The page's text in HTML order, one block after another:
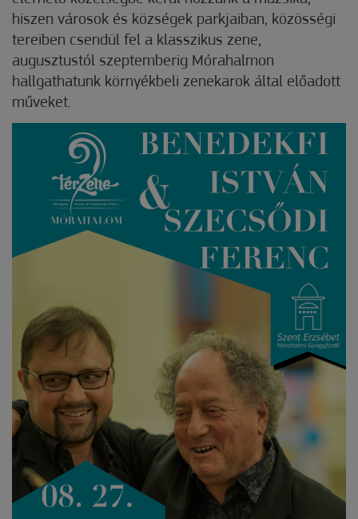
hiszen városok és községek parkjaiban, közösségi
tereiben csendül fel a klasszikus zene,
augusztustól szeptemberig Mórahalmon
hallgathatunk környékbeli zenekarok által előadott
műveket.